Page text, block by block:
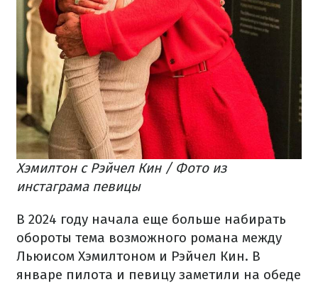
Хэмилтон с Рэйчел Кин / Фото из
инстаграма певицы
В 2024 году начала еще больше набирать
обороты тема возможного романа между
Льюисом Хэмилтоном и Рэйчел Кин. В
январе пилота и певицу заметили на обеде